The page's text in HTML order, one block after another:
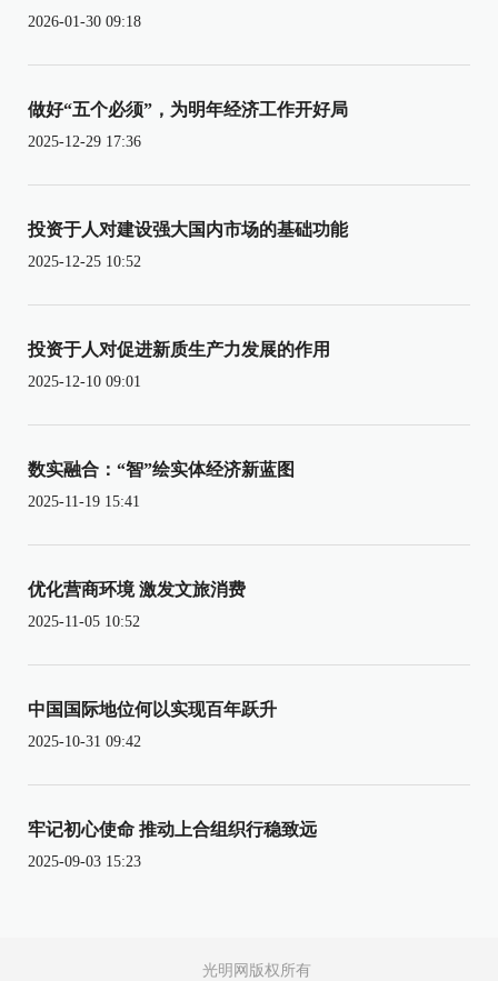
2026-01-30 09:18
做好“五个必须”，为明年经济工作开好局
2025-12-29 17:36
投资于人对建设强大国内市场的基础功能
2025-12-25 10:52
投资于人对促进新质生产力发展的作用
2025-12-10 09:01
数实融合：“智”绘实体经济新蓝图
2025-11-19 15:41
优化营商环境 激发文旅消费
2025-11-05 10:52
中国国际地位何以实现百年跃升
2025-10-31 09:42
牢记初心使命 推动上合组织行稳致远
2025-09-03 15:23
光明网版权所有